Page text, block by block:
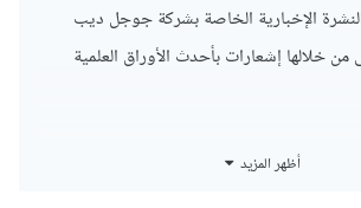
الإخبارية الخاصة بشركة جوجل ديب
خلالها إشعارات بأحدث الأوراق العلمية
أظهر المزيد